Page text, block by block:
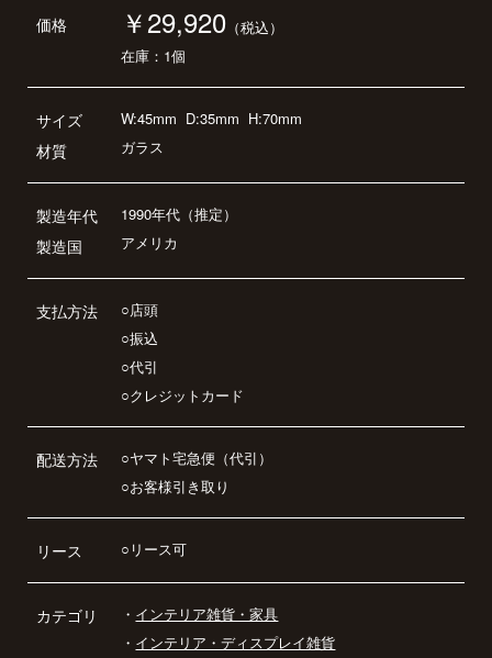
価格 ￥29,920 （税込）
在庫：1個
サイズ
材質
W:45mm D:35mm H:70mm
ガラス
製造年代
製造国
1990年代（推定）
アメリカ
支払方法
○店頭
○振込
○代引
○クレジットカード
配送方法
○ヤマト宅急便（代引）
○お客様引き取り
リース ○リース可
カテゴリ ・ インテリア雑貨・家具
・ インテリア・ディスプレイ雑貨